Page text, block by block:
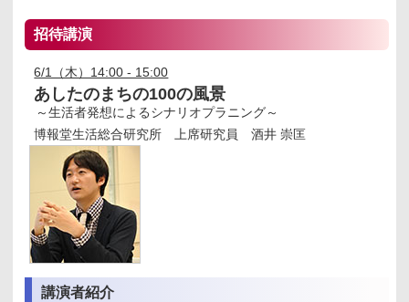
招待講演
6/1（木）14:00 - 15:00
あしたのまちの100の風景
～生活者発想によるシナリオプラニング～
博報堂生活総合研究所 上席研究員 酒井 崇匡
講演者紹介